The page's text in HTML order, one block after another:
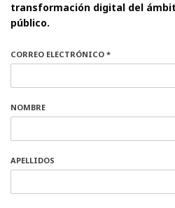
transformación digital del
público.
CORREO ELECTRÓNICO *
NOMBRE
APELLIDOS